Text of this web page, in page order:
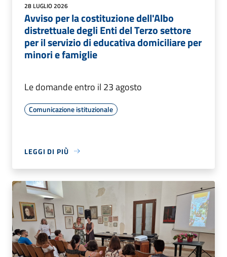
28 LUGLIO 2026
Avviso per la costituzione dell'Albo
distrettuale degli Enti del Terzo settore
per il servizio di educativa domiciliare per
minori e famiglie
Le domande entro il 23 agosto
Comunicazione istituzionale
LEGGI DI PIÙ